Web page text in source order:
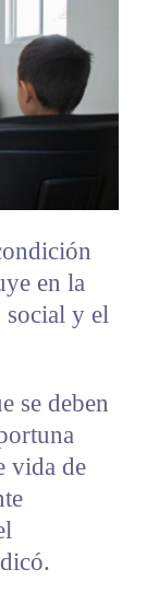
en la
social y el
se deben
vida de